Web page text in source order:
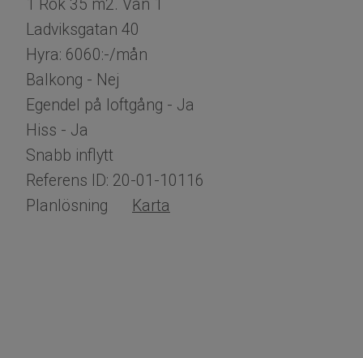
1 Rok 35 m2. Vån 1
Ladviksgatan 40
Hyra: 6060:-/mån
Balkong - Nej
Egendel på loftgång - Ja
Hiss - Ja
Snabb inflytt
Referens ID: 20-01-10116
Planlösning
Karta